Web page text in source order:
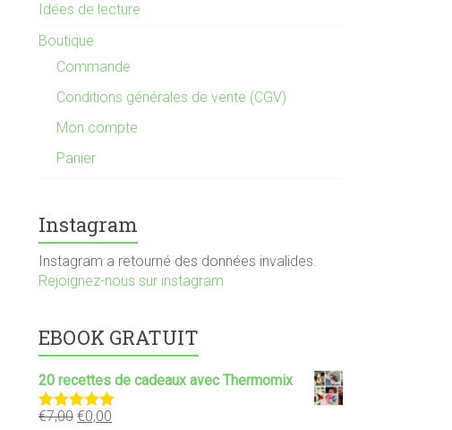
Idées de lecture
Boutique
Commande
Conditions générales de vente (CGV)
Mon compte
Panier
Instagram
Instagram a retourné des données invalides.
Rejoignez-nous sur instagram
EBOOK GRATUIT
20 recettes de cadeaux avec Thermomix
Note5.00
€7,00 €0,00